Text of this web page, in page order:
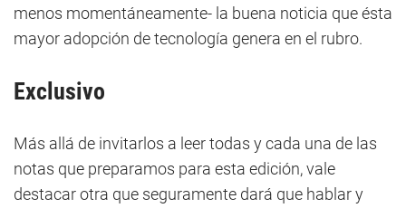
menos momentáneamente- la buena noticia que ésta
mayor adopción de tecnología genera en el rubro.
Exclusivo
Más allá de invitarlos a leer todas y cada una de las
notas que preparamos para esta edición, vale
destacar otra que seguramente dará que hablar y